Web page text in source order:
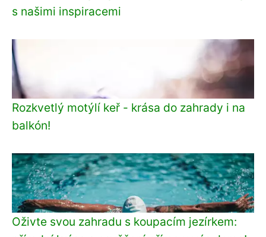
s našimi inspiracemi
Rozkvetlý motýlí keř - krása do zahrady i na
balkón!
Oživte svou zahradu s koupacím jezírkem: